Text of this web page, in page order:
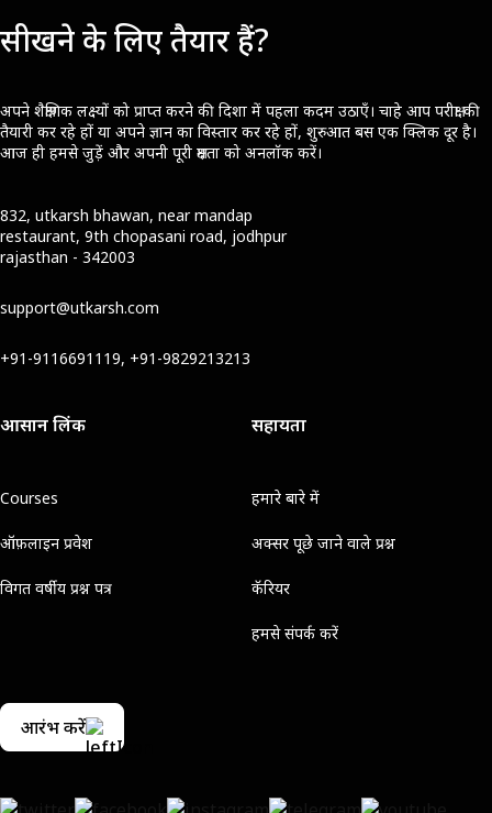
सीखने के लिए तैयार हैं?
अपने शैक्षणिक लक्ष्यों को प्राप्त करने की दिशा में पहला कदम उठाएँ। चाहे आप परीक्षा की
तैयारी कर रहे हों या अपने ज्ञान का विस्तार कर रहे हों, शुरुआत बस एक क्लिक दूर है।
आज ही हमसे जुड़ें और अपनी पूरी क्षमता को अनलॉक करें।
832, utkarsh bhawan, near mandap
restaurant, 9th chopasani road, jodhpur
rajasthan - 342003
support@utkarsh.com
+91-9116691119, +91-9829213213
आसान लिंक
Courses
ऑफ़लाइन प्रवेश
विगत वर्षीय प्रश्न पत्र
सहायता
हमारे बारे में
अक्सर पूछे जाने वाले प्रश्न
कॅरियर
हमसे संपर्क करें
आरंभ करें